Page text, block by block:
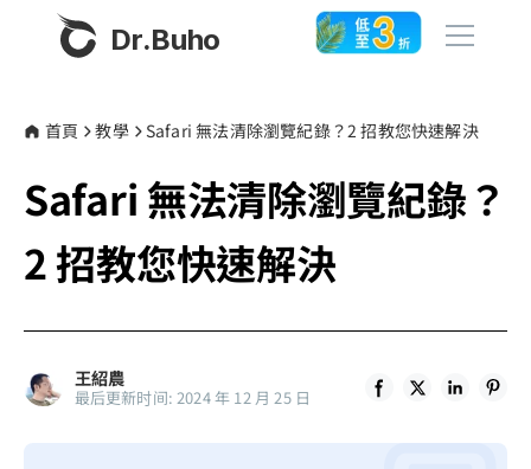
Dr.Buho
產品
BuhoCleaner
BuhoUnlocker
BuhoRepair
BuhoNTFS
商店
首頁 教學 Safari 無法清除瀏覽紀錄？2 招教您快速解決
Safari 無法清除瀏覽紀錄？
2 招教您快速解決
王紹農
最后更新时间: 2024 年 12 月 25 日